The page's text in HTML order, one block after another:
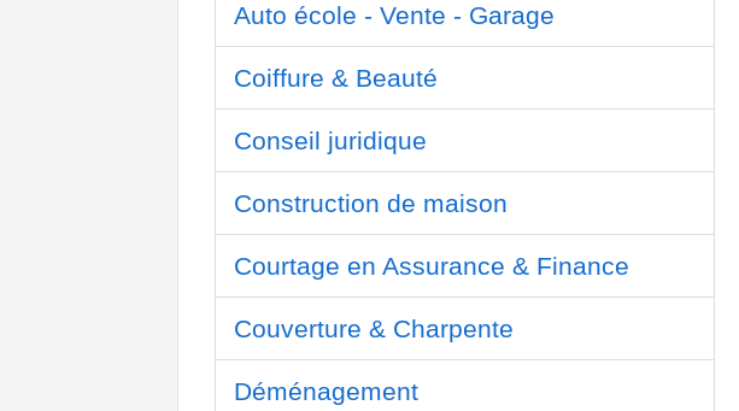
Auto école - Vente - Garage
Coiffure & Beauté
Conseil juridique
Construction de maison
Courtage en Assurance & Finance
Couverture & Charpente
Déménagement